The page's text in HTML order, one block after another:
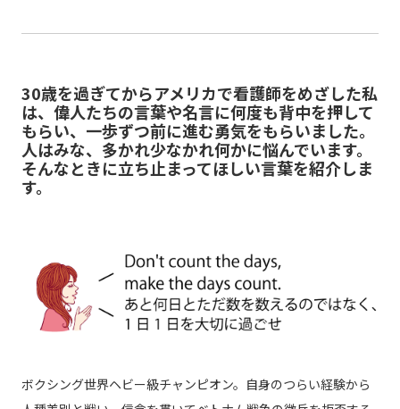
30歳を過ぎてからアメリカで看護師をめざした私
は、偉人たちの言葉や名言に何度も背中を押して
もらい、一歩ずつ前に進む勇気をもらいました。
人はみな、多かれ少なかれ何かに悩んでいます。
そんなときに立ち止まってほしい言葉を紹介しま
す。
ボクシング世界ヘビー級チャンピオン。自身のつらい経験から